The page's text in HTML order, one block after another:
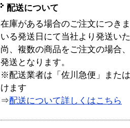
配送について
在庫がある場合のご注文につき
いる発送日にて当社より発送い
尚、複数の商品をご注文の場合
発送となります。
※配送業者は「佐川急便」また
けます
⇒配送について詳しくはこちら